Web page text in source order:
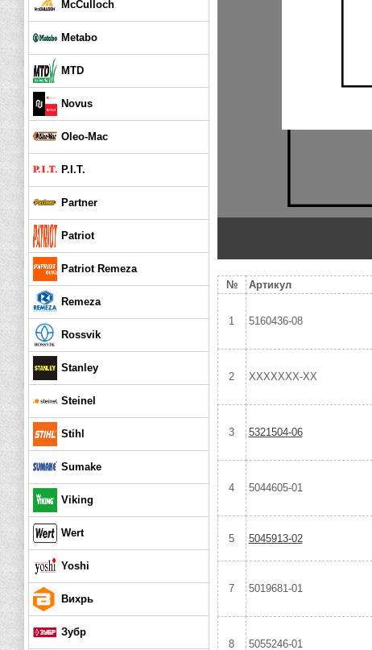
McCulloch
Metabo
MTD
Novus
Oleo-Mac
P.I.T.
Partner
Patriot
Patriot Remeza
Remeza
Rossvik
Stanley
Steinel
Stihl
Sumake
Viking
Wert
Yoshi
Вихрь
Зубр
№ Артикул
1 5160436-08
2 XXXXXXX-XX
3 5321504-06
4 5044605-01
5 5045913-02
7 5019681-01
8 5055246-01